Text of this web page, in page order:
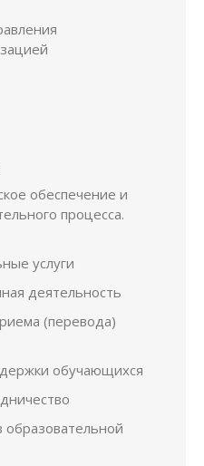
обеспечение и
процесса.
услуги
деятельность
(перевода)
обучающихся
образовательной